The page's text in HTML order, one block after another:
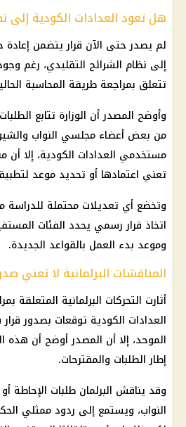
هل تعود العدادات الكودية إلى
لم يصدر حتى الآن قرار يتضمن إعادة
إلى نظام الشرائح التقليدي، رغم
تتعلق بمراجعة طريقة المحاسبة
وأوضح المصدر أن الوزارة تتابع
من بعض أعضاء مجلسي النواب
مستخدمي العدادات الكودية، إلا أن
تعني اعتمادها أو تحديد موعد
وتخضع أي تعديلات محتملة للدراسة
اتخاذ قرار رسمي يحدد الفئات
وموعد بدء العمل بالقواعد الجديدة.
المناقشات البرلمانية لا تعني
أثارت التحركات البرلمانية المتعلقة
العدادات الكودية توقعات بصدور
الموحد، إلا أن المصدر أوضح أن هذه
إطار الطلبات والمقترحات.
وقد يناقش البرلمان طلبات الإحاطة
النواب، ويستمع إلى ردود ممثلي